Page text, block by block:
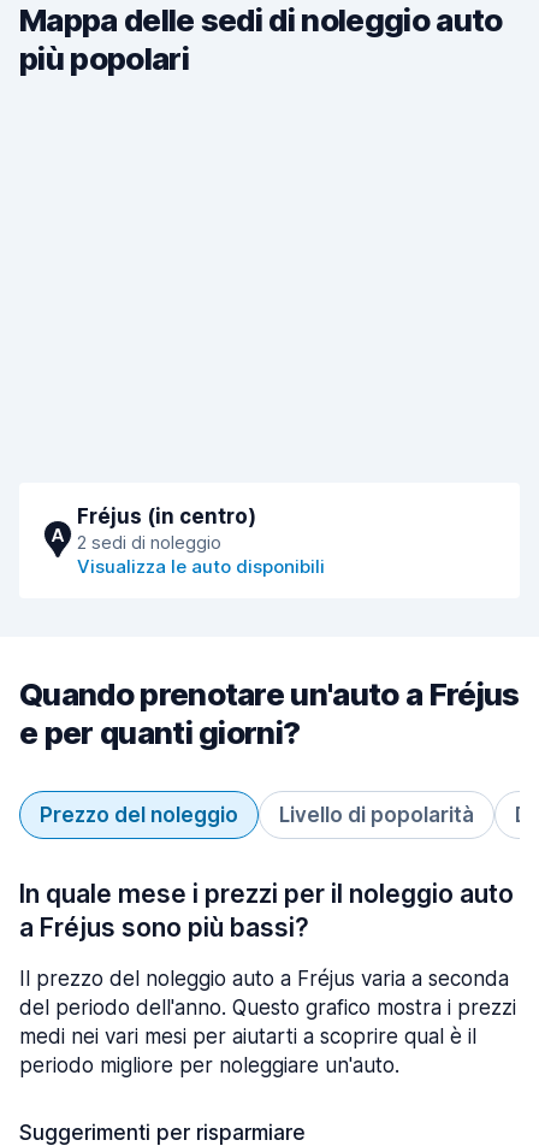
Mappa delle sedi di noleggio auto
più popolari
A
Fréjus (in centro)
2 sedi di noleggio
Visualizza le auto disponibili
Quando prenotare un'auto a Fréjus
e per quanti giorni?
Prezzo del noleggio Livello di popolarità
In quale mese i prezzi per il noleggio auto
a Fréjus sono più bassi?
Il prezzo del noleggio auto a Fréjus varia a seconda
del periodo dell'anno. Questo grafico mostra i prezzi
medi nei vari mesi per aiutarti a scoprire qual è il
periodo migliore per noleggiare un'auto.
Suggerimenti per risparmiare